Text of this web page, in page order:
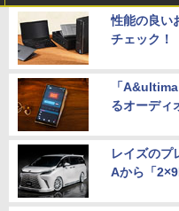
性能の良い
チェック！
「
るオーディ
レイズのプ
Aから「